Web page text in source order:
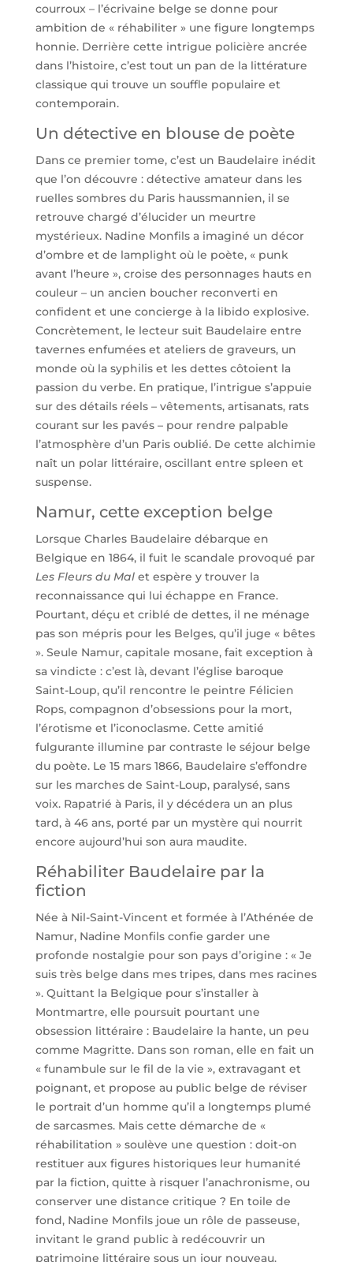
courroux – l’écrivaine belge se donne pour
ambition de « réhabiliter » une figure longtemps
honnie. Derrière cette intrigue policière ancrée
dans l’histoire, c’est tout un pan de la littérature
classique qui trouve un souffle populaire et
contemporain.
Un détective en blouse de poète
Dans ce premier tome, c’est un Baudelaire inédit
que l’on découvre : détective amateur dans les
ruelles sombres du Paris haussmannien, il se
retrouve chargé d’élucider un meurtre
mystérieux. Nadine Monfils a imaginé un décor
d’ombre et de lamplight où le poète, « punk
avant l’heure », croise des personnages hauts en
couleur – un ancien boucher reconverti en
confident et une concierge à la libido explosive.
Concrètement, le lecteur suit Baudelaire entre
tavernes enfumées et ateliers de graveurs, un
monde où la syphilis et les dettes côtoient la
passion du verbe. En pratique, l’intrigue s’appuie
sur des détails réels – vêtements, artisanats, rats
courant sur les pavés – pour rendre palpable
l’atmosphère d’un Paris oublié. De cette alchimie
naît un polar littéraire, oscillant entre spleen et
suspense.
Namur, cette exception belge
Lorsque Charles Baudelaire débarque en
Belgique en 1864, il fuit le scandale provoqué par
Les Fleurs du Malet espère y trouver la
reconnaissance qui lui échappe en France.
Pourtant, déçu et criblé de dettes, il ne ménage
pas son mépris pour les Belges, qu’il juge « bêtes
». Seule Namur, capitale mosane, fait exception à
sa vindicte : c’est là, devant l’église baroque
Saint-Loup, qu’il rencontre le peintre Félicien
Rops, compagnon d’obsessions pour la mort,
l’érotisme et l’iconoclasme. Cette amitié
fulgurante illumine par contraste le séjour belge
du poète. Le 15 mars 1866, Baudelaire s’effondre
sur les marches de Saint-Loup, paralysé, sans
voix. Rapatrié à Paris, il y décédera un an plus
tard, à 46 ans, porté par un mystère qui nourrit
encore aujourd’hui son aura maudite.
Réhabiliter Baudelaire par la
fiction
Née à Nil-Saint-Vincent et formée à l’Athénée de
Namur, Nadine Monfils confie garder une
profonde nostalgie pour son pays d’origine : « Je
suis très belge dans mes tripes, dans mes racines
». Quittant la Belgique pour s’installer à
Montmartre, elle poursuit pourtant une
obsession littéraire : Baudelaire la hante, un peu
comme Magritte. Dans son roman, elle en fait un
« funambule sur le fil de la vie », extravagant et
poignant, et propose au public belge de réviser
le portrait d’un homme qu’il a longtemps plumé
de sarcasmes. Mais cette démarche de «
réhabilitation » soulève une question : doit-on
restituer aux figures historiques leur humanité
par la fiction, quitte à risquer l’anachronisme, ou
conserver une distance critique ? En toile de
fond, Nadine Monfils joue un rôle de passeuse,
invitant le grand public à redécouvrir un
patrimoine littéraire sous un jour nouveau.